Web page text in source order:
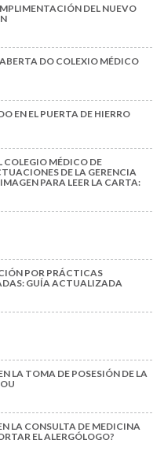
DEL NUEVO
DO COLEXIO MÉDICO
EN EL PUERTA DE HIERRO
COLEGIO MÉDICO DE
DE LA GERENCIA
PARA LEER LA CARTA:
POR PRÁCTICAS
GUÍA ACTUALIZADA
LA TOMA DE POSESIÓN DE LA
LA CONSULTA DE MEDICINA
EL ALERGÓLOGO?